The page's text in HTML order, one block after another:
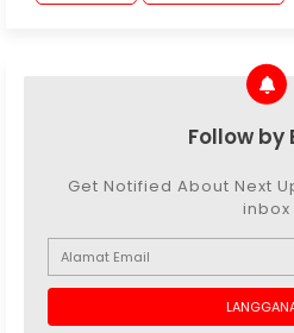
Follow by
Get Notified About Next
inbox